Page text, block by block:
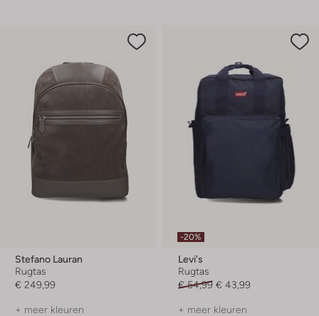
Stefano Lauran
Rugtas
€ 249,99
+ meer kleuren
-20%
Levi's
Rugtas
€ 54,99 € 43,99
+ meer kleuren